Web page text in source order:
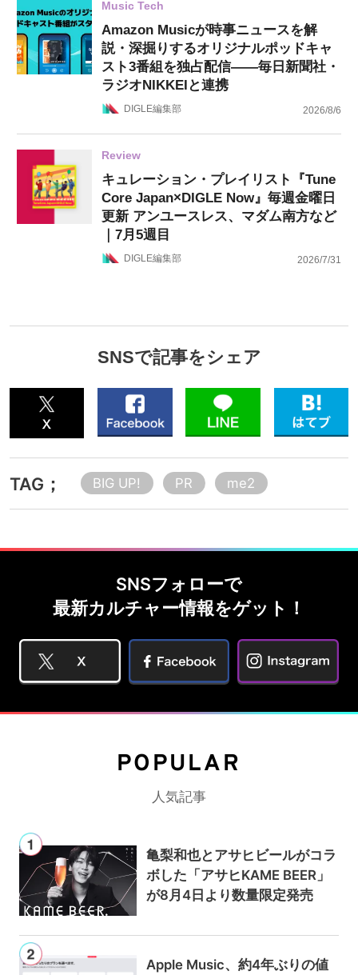
Music Tech
Amazon Musicが時事ニュースを解
説・深掘りするオリジナルポッドキャ
スト3番組を独占配信——毎日新聞社・
ラジオNIKKEIと連携
DIGLE編集部 2026/8/6
Review
キュレーション・プレイリスト『Tune
Core Japan×DIGLE Now』毎週金曜日
更新 アンユースレス、マダム南方など
｜7月5週目
DIGLE編集部 2026/7/31
SNSで記事をシェア
TAG； BIG UP! PR me2
SNSフォローで
最新カルチャー情報をゲット！
POPULAR
人気記事
亀梨和也とアサヒビールがコラ
ボした「アサヒKAME BEER」
が8月4日より数量限定発売
Apple Music、約4年ぶりの値